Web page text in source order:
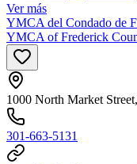
Ver más
YMCA del Condado de
YMCA of Frederick
1000 North Market
301-663-5131